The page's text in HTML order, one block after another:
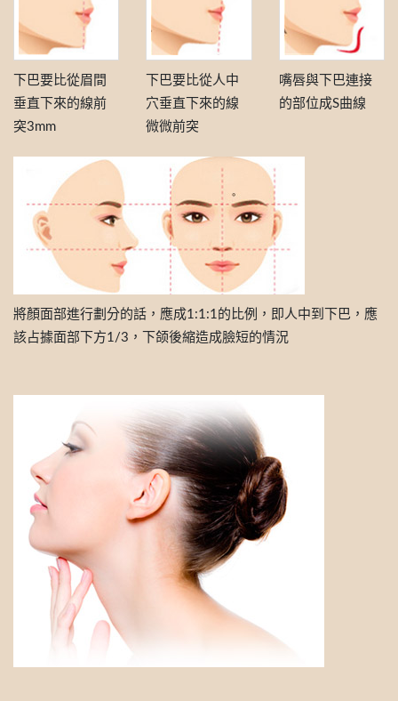
下巴要比從眉間
垂直下來的線前
突3mm
下巴要比從人中
穴垂直下來的線
微微前突
嘴唇與下巴連接
的部位成S曲線
將顏面部進行劃分的話，應成1:1:1的比例，即人中到下巴，應
該占據面部下方1/3，下颌後縮造成臉短的情況